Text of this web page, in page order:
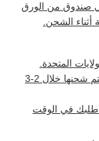
صندوق من الورق
الشحن.
المتحدة.
سيتم معالجة جميع الطلبات خلال 24 ساعة ويتم شحنها خلال 2-3
في الوقت